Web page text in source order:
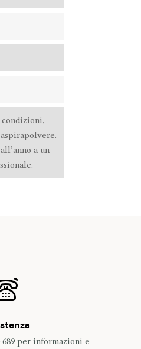
a un
689 per informazioni e